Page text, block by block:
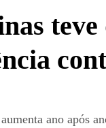
teve
ano após